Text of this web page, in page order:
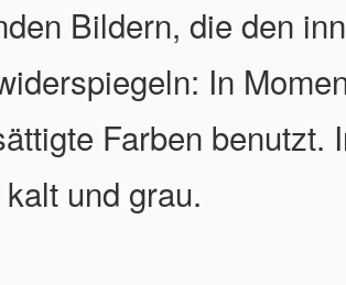
Bildern, die den
In
Farben benutzt.
und grau.